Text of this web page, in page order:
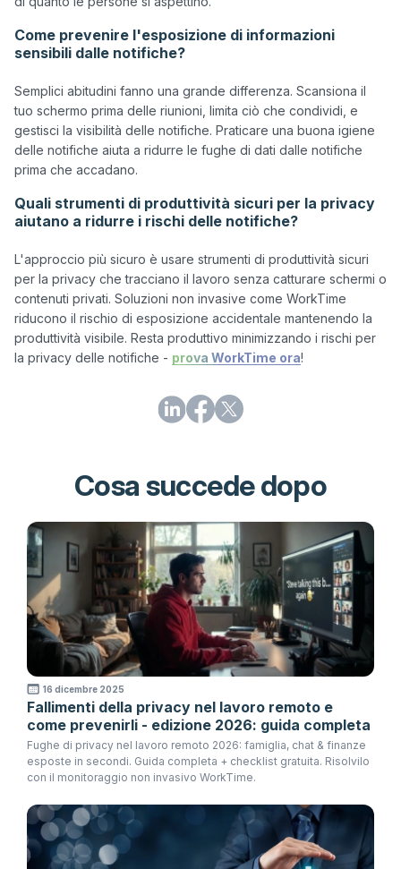
Come prevenire l'esposizione di informazioni
sensibili dalle notifiche?
Semplici abitudini fanno una grande differenza. Scansiona il
tuo schermo prima delle riunioni, limita ciò che condividi, e
gestisci la visibilità delle notifiche. Praticare una buona igiene
delle notifiche aiuta a ridurre le fughe di dati dalle notifiche
Quali strumenti di produttività sicuri per la privacy
aiutano a ridurre i rischi delle notifiche?
L'approccio più sicuro è usare strumenti di produttività sicuri
per la privacy che tracciano il lavoro senza catturare schermi o
contenuti privati. Soluzioni non invasive come WorkTime
riducono il rischio di esposizione accidentale mantenendo la
produttività visibile. Resta produttivo minimizzando i rischi per
la privacy delle notifiche - prova WorkTime ora!
Cosa succede dopo
16 dicembre 2025
Fallimenti della privacy nel lavoro remoto e
come prevenirli - edizione 2026: guida completa
Fughe di privacy nel lavoro remoto 2026: famiglia, chat & finanze
esposte in secondi. Guida completa + checklist gratuita. Risolvilo
con il monitoraggio non invasivo WorkTime.